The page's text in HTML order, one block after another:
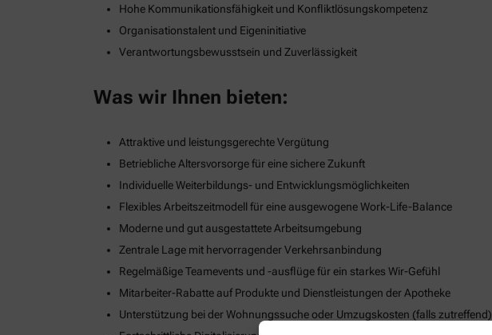
Hohe Kommunikationsfähigkeit und Konfliktlösungskompetenz
Organisationstalent und Eigeninitiative
Verantwortungsbewusstsein und Zuverlässigkeit
Was wir Ihnen bieten:
Attraktive und leistungsgerechte Vergütung
Betriebliche Altersvorsorge für eine sichere Zukunft
Individuelle Weiterbildungs- und Entwicklungsmöglichkeiten
Flexibles Arbeitszeitmodell für eine ausgewogene Work-Life-Balance
Moderne und gut ausgestattete Arbeitsumgebung
Zentrale Lage mit hervorragender Verkehrsanbindung
Regelmäßige Teamevents und -ausflüge für ein starkes Wir-Gefühl
Mitarbeiter-Rabatte auf Produkte und Dienstleistungen der Apotheke
Unterstützung bei der Wohnungssuche oder Umzugskosten (falls zutreffend)